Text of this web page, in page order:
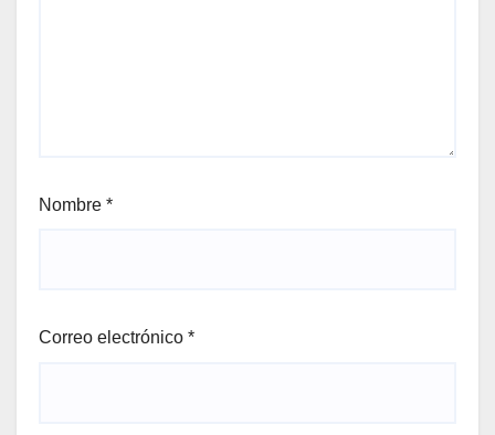
Nombre *
Correo electrónico *